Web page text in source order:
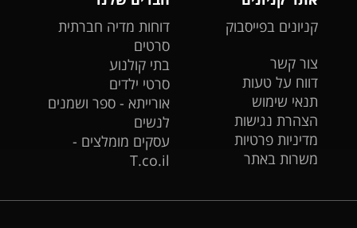
קניונים בפייסבוק
צור קשר
דווח על טעות
תנאי שימוש
הצהרת נגישות
מדיניות פרטיות
משרות באתר
דוחות מדיה חברתית
סרטים
בתי קולנוע
סרטי ילדים
אורייתא - ספר ושמנים
לנשים
עסקים מומלצים -
T.co.il